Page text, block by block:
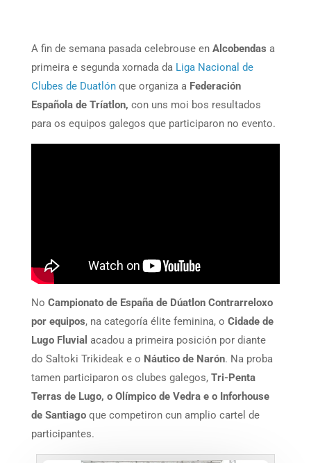
A fin de semana pasada celebrouse en Alcobendas a
primeira e segunda xornada da Liga Nacional de
Clubes de Duatlónque organiza a Federación
Española de Tríatlon, con uns moi bos resultados
para os equipos galegos que participaron no evento.
No Campionato de España de Dúatlon Contrarreloxo
por equipos, na categoría élite feminina, o Cidade de
Lugo Fluvial acadou a primeira posición por diante
do Saltoki Trikideak e o Náutico de Narón. Na proba
tamen participaron os clubes galegos,Tri-Penta
Terras de Lugo, o Olímpico de Vedra e o Inforhouse
de Santiagoque competiron cun amplio cartel de
participantes.